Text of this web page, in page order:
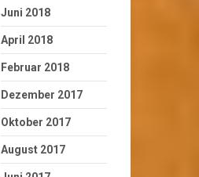
Juni 2018
April 2018
Februar 2018
Dezember 2017
Oktober 2017
August 2017